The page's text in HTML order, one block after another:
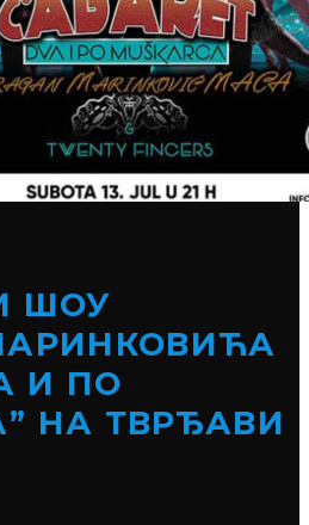
ШОУ
И ПО
НА ТВРЂАВИ